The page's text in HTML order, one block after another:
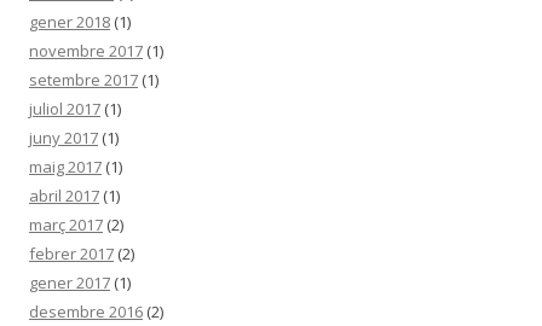
gener 2018 (1)
novembre 2017 (1)
setembre 2017 (1)
juliol 2017 (1)
juny 2017 (1)
maig 2017 (1)
abril 2017 (1)
març 2017 (2)
febrer 2017 (2)
gener 2017 (1)
desembre 2016 (2)